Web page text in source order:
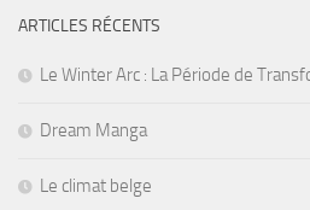
ARTICLES RÉCENTS
Le Winter Arc : La Période de
Dream Manga
Le climat belge